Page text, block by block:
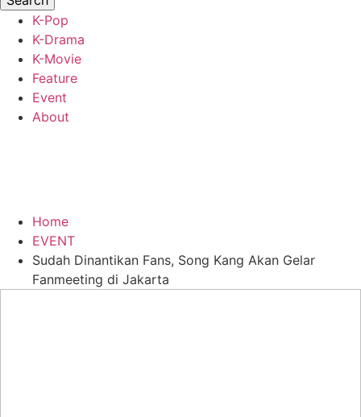
K-Pop
K-Drama
K-Movie
Feature
Event
About
Home
EVENT
Sudah Dinantikan Fans, Song Kang Akan Gelar
Fanmeeting di Jakarta